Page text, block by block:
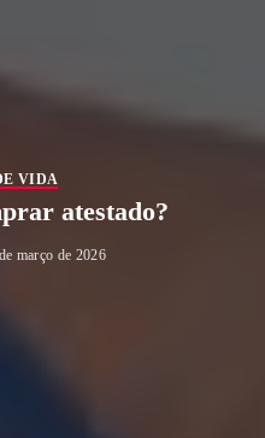
VIDA
atestado?
março de 2026